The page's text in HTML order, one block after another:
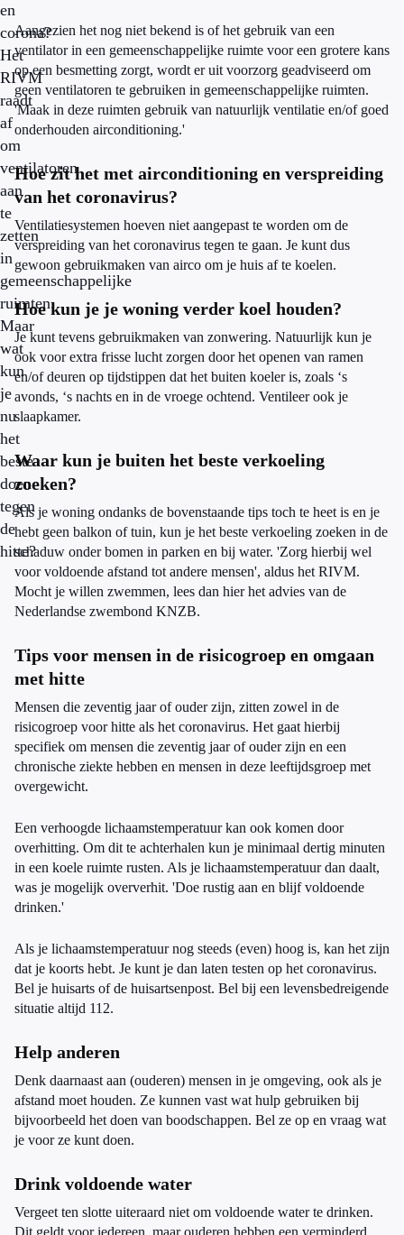
en
corona?
Het
RIVM
raadt
af
om
ventilatoren
aan
te
zetten
in
gemeenschappelijke
ruimten.
Maar
wat
kun
je
nu
het
beste
doen
tegen
de
hitte?
Aangezien het nog niet bekend is of het gebruik van een
ventilator in een gemeenschappelijke ruimte voor een grotere kans
op een besmetting zorgt, wordt er uit voorzorg geadviseerd om
geen ventilatoren te gebruiken in gemeenschappelijke ruimten.
'Maak in deze ruimten gebruik van natuurlijk ventilatie en/of goed
onderhouden airconditioning.'
Hoe zit het met airconditioning en verspreiding
van het coronavirus?
Ventilatiesystemen hoeven niet aangepast te worden om de
verspreiding van het coronavirus tegen te gaan. Je kunt dus
gewoon gebruikmaken van airco om je huis af te koelen.
Hoe kun je je woning verder koel houden?
Je kunt tevens gebruikmaken van zonwering. Natuurlijk kun je
ook voor extra frisse lucht zorgen door het openen van ramen
en/of deuren op tijdstippen dat het buiten koeler is, zoals ‘s
avonds, ‘s nachts en in de vroege ochtend. Ventileer ook je
slaapkamer.
Waar kun je buiten het beste verkoeling
zoeken?
Als je woning ondanks de bovenstaande tips toch te heet is en je
hebt geen balkon of tuin, kun je het beste verkoeling zoeken in de
schaduw onder bomen in parken en bij water. 'Zorg hierbij wel
voor voldoende afstand tot andere mensen', aldus het RIVM.
Mocht je willen zwemmen, lees dan hier het advies van de
Nederlandse zwembond KNZB.
Tips voor mensen in de risicogroep en omgaan
met hitte
Mensen die zeventig jaar of ouder zijn, zitten zowel in de
risicogroep voor hitte als het coronavirus. Het gaat hierbij
specifiek om mensen die zeventig jaar of ouder zijn en een
chronische ziekte hebben en mensen in deze leeftijdsgroep met
overgewicht.
Een verhoogde lichaamstemperatuur kan ook komen door
overhitting. Om dit te achterhalen kun je minimaal dertig minuten
in een koele ruimte rusten. Als je lichaamstemperatuur dan daalt,
was je mogelijk oververhit. 'Doe rustig aan en blijf voldoende
drinken.'
Als je lichaamstemperatuur nog steeds (even) hoog is, kan het zijn
dat je koorts hebt. Je kunt je dan laten testen op het coronavirus.
Bel je huisarts of de huisartsenpost. Bel bij een levensbedreigende
situatie altijd 112.
Help anderen
Denk daarnaast aan (ouderen) mensen in je omgeving, ook als je
afstand moet houden. Ze kunnen vast wat hulp gebruiken bij
bijvoorbeeld het doen van boodschappen. Bel ze op en vraag wat
je voor ze kunt doen.
Drink voldoende water
Vergeet ten slotte uiteraard niet om voldoende water te drinken.
Dit geldt voor iedereen, maar ouderen hebben een verminderd